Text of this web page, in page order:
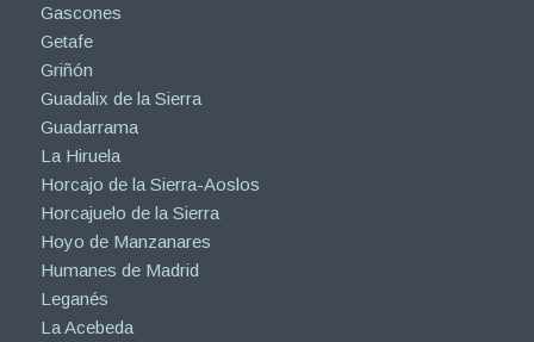
Gascones
Getafe
Griñón
Guadalix de la Sierra
Guadarrama
La Hiruela
Horcajo de la Sierra-Aoslos
Horcajuelo de la Sierra
Hoyo de Manzanares
Humanes de Madrid
Leganés
La Acebeda